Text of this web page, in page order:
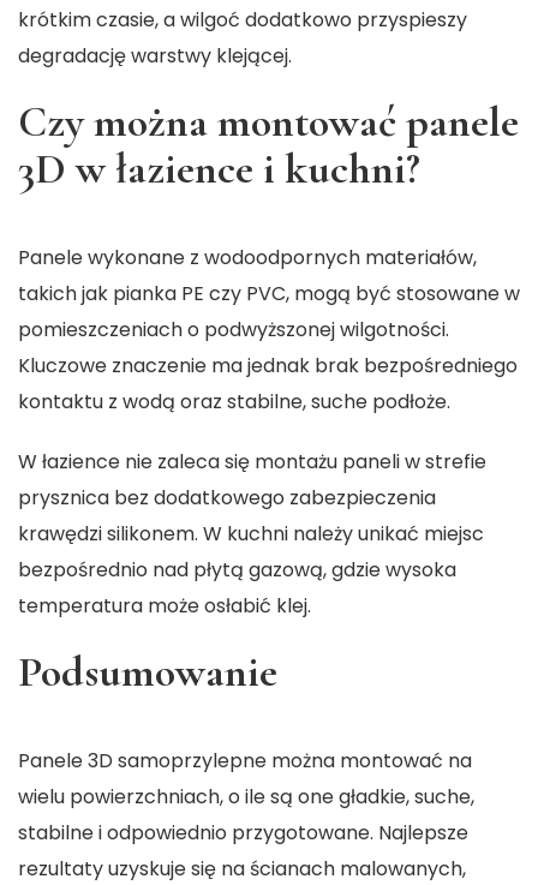
krótkim czasie, a wilgoć dodatkowo przyspieszy
degradację warstwy klejącej.
Czy można montować panele
3D w łazience i kuchni?
Panele wykonane z wodoodpornych materiałów,
takich jak pianka PE czy PVC, mogą być stosowane w
pomieszczeniach o podwyższonej wilgotności.
Kluczowe znaczenie ma jednak brak bezpośredniego
kontaktu z wodą oraz stabilne, suche podłoże.
W łazience nie zaleca się montażu paneli w strefie
prysznica bez dodatkowego zabezpieczenia
krawędzi silikonem. W kuchni należy unikać miejsc
bezpośrednio nad płytą gazową, gdzie wysoka
temperatura może osłabić klej.
Podsumowanie
Panele 3D samoprzylepne można montować na
wielu powierzchniach, o ile są one gładkie, suche,
stabilne i odpowiednio przygotowane. Najlepsze
rezultaty uzyskuje się na ścianach malowanych,